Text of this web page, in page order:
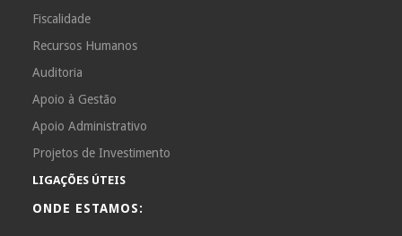
Fiscalidade
Recursos Humanos
Auditoria
Apoio à Gestão
Apoio Administrativo
Projetos de Investimento
LIGAÇÕES ÚTEIS
ONDE ESTAMOS: